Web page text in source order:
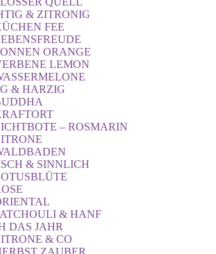
& ZITRONIG
FEE
ORANGE
LEMON
& HARZIG
– ROSMARIN
& SINNLICH
& HANF
DAS JAHR
& CO
ZAUBER